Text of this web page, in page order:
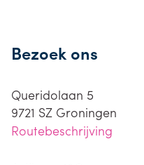
Bezoek ons
Queridolaan 5
9721 SZ Groningen
Routebeschrijving